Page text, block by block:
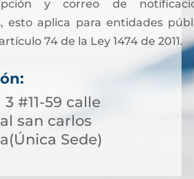
y correo de
esto aplica para entidades
74 de la Ley 1474 de 2011.
#11-59 calle
san carlos
Sede)